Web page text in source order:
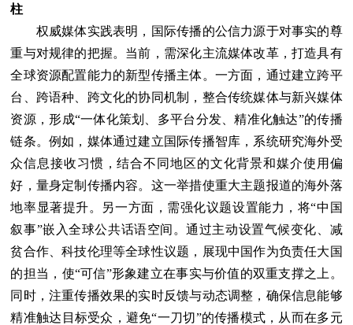
柱
权威媒体实践表明，国际传播的公信力源于对事实的尊
重与对规律的把握。当前，需深化主流媒体改革，打造具有
全球资源配置能力的新型传播主体。一方面，通过建立跨平
台、跨语种、跨文化的协同机制，整合传统媒体与新兴媒体
资源，形成“一体化策划、多平台分发、精准化触达”的传播
链条。例如，媒体通过建立国际传播智库，系统研究海外受
众信息接收习惯，结合不同地区的文化背景和媒介使用偏
好，量身定制传播内容。这一举措使重大主题报道的海外落
地率显著提升。另一方面，需强化议题设置能力，将“中国
叙事”嵌入全球公共话语空间。通过主动设置气候变化、减
贫合作、科技伦理等全球性议题，展现中国作为负责任大国
的担当，使“可信”形象建立在事实与价值的双重支撑之上。
同时，注重传播效果的实时反馈与动态调整，确保信息能够
精准触达目标受众，避免“一刀切”的传播模式，从而在多元